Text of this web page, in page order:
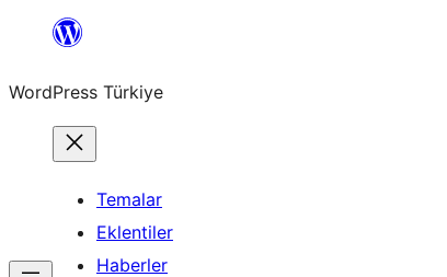
İçeriğe
WordPress Türkiye
Temalar
Eklentiler
Haberler